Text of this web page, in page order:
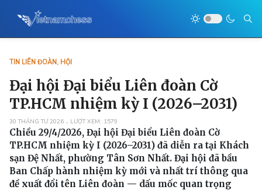
TIN LIÊN ĐOÀN, HỘI
Đại hội Đại biểu Liên đoàn Cờ
TP.HCM nhiệm kỳ I (2026–2031)
30 THÁNG TƯ 2026 LƯỢT XEM: 1579
Chiều 29/4/2026, Đại hội Đại biểu Liên đoàn Cờ
TP.HCM nhiệm kỳ I (2026–2031) đã diễn ra tại Khách
sạn Đệ Nhất, phường Tân Sơn Nhất. Đại hội đã bầu
Ban Chấp hành nhiệm kỳ mới và nhất trí thông qua
đề xuất đổi tên Liên đoàn — dấu mốc quan trọng